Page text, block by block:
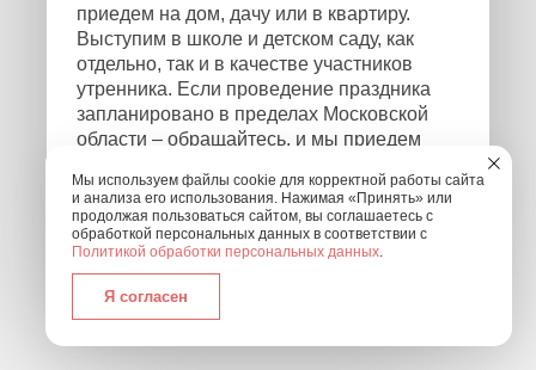
приедем на дом, дачу или в квартиру.
Выступим в школе и детском саду, как
отдельно, так и в качестве участников
утренника. Если проведение праздника
запланировано в пределах Московской
области – обращайтесь, и мы приедем
будет проходить мероприятие! Чтобы
связаться с нами, оставьте заявку на
обратный звонок или позвоните нам по
номеру: +7 (495) 877-30-01.
Мы используем файлы cookie для корректной работы сайта
и анализа его использования. Нажимая «Принять» или
продолжая пользоваться сайтом, вы соглашаетесь с
обработкой персональных данных в соответствии с
Политикой обработки персональных данных.
Я согласен